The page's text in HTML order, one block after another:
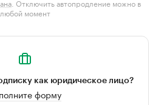
. Отключить автопродление можно в
любой момент
как юридическое лицо?
форму